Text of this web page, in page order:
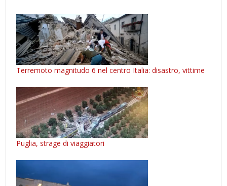
Terremoto magnitudo 6 nel centro Italia: disastro, vittime
Puglia, strage di viaggiatori